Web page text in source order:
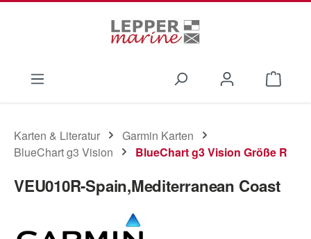
Karten & Literatur
Garmin Karten
BlueChart g3 Vision
BlueChart g3 Vision Größe R
VEU010R-Spain,Mediterranean Coast